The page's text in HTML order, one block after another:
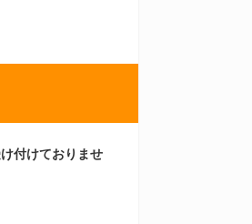
付けておりませ